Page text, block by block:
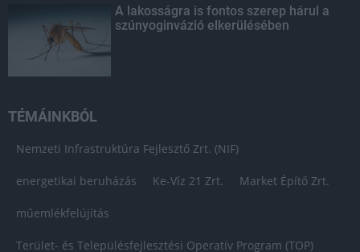
A lakosságra is fontos szerep hárul a
szúnyoginvázió elkerülésében
TÉMÁINKBÓL
Nemzeti Infrastruktúra Fejlesztő Zrt. (NIF)
energetikai beruházás Ke-Víz 21 Zrt. Market Építő Zrt.
műemlékfelújítás
Terület- és Településfejlesztési Operatív Program (TOP)